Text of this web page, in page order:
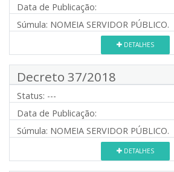
Data de Publicação:
Súmula: NOMEIA SERVIDOR PÚBLICO.
DETALHES
Decreto 37/2018
Status: ---
Data de Publicação:
Súmula: NOMEIA SERVIDOR PÚBLICO.
DETALHES